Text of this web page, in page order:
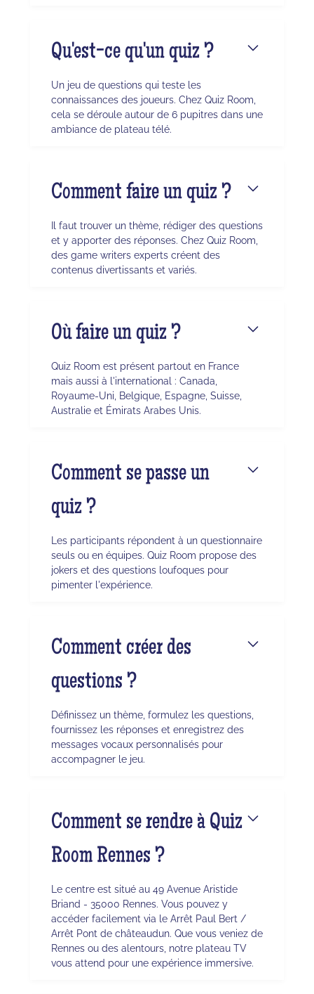
Qu'est-ce qu'un quiz ?
Un jeu de questions qui teste les
connaissances des joueurs. Chez Quiz Room,
cela se déroule autour de 6 pupitres dans une
ambiance de plateau télé.
Comment faire un quiz ?
Il faut trouver un thème, rédiger des questions
et y apporter des réponses. Chez Quiz Room,
des game writers experts créent des
contenus divertissants et variés.
Où faire un quiz ?
Quiz Room est présent partout en France
mais aussi à l'international : Canada,
Royaume-Uni, Belgique, Espagne, Suisse,
Australie et Émirats Arabes Unis.
Comment se passe un
quiz ?
Les participants répondent à un questionnaire
seuls ou en équipes. Quiz Room propose des
jokers et des questions loufoques pour
pimenter l'expérience.
Comment créer des
questions ?
Définissez un thème, formulez les questions,
fournissez les réponses et enregistrez des
messages vocaux personnalisés pour
accompagner le jeu.
Comment se rendre à Quiz
Room Rennes ?
Le centre est situé au 49 Avenue Aristide
Briand - 35000 Rennes. Vous pouvez y
accéder facilement via le Arrêt Paul Bert /
Arrêt Pont de châteaudun. Que vous veniez de
Rennes ou des alentours, notre plateau TV
vous attend pour une expérience immersive.